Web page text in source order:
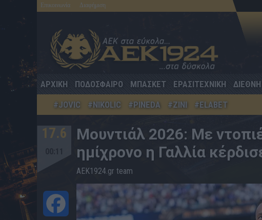
Επικοινωνία Διαφήμιση
ΑΡΧΙΚΗ ΠΟΔΟΣΦΑΙΡΟ ΜΠΑΣΚΕΤ ΕΡΑΣΙΤΕΧΝΙΚΗ ΔΙΕΘΝΗ
#JOVIC
#NIKOLIC #PINEDA #ZINI #ELABET
17.6
Μουντιάλ 2026: Με
ημίχρονο η Γαλλία
AEK1924.gr team
Facebook